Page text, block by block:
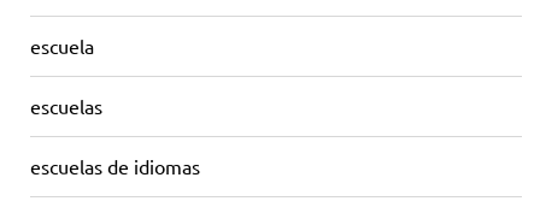
escuela
escuelas
escuelas de idiomas